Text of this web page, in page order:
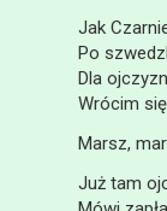
Jak
Po
Dla
Wrócim
Marsz,
Już tam